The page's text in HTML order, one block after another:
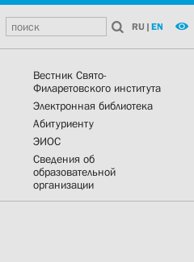
RU | EN
Вестник Свято-
Филаретовского института
Электронная библиотека
Абитуриенту
ЭИОС
Сведения об
образовательной
организации